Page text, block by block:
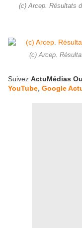
(c) Arcep. Résultats
(c) Arcep.
Suivez ActuMédias
YouTube Google